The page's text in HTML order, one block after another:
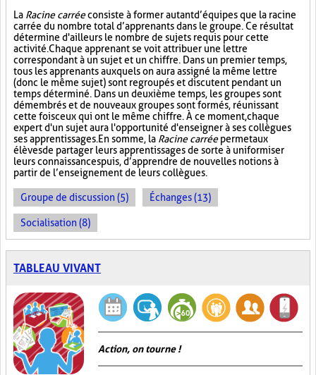
La Racine carréeconsiste à former autant d’équipes que la racine
carrée du nombre total d’apprenants dans le groupe. Ce résultat
détermine d'ailleurs le nombre de sujets requis pour cette
activité. Chaque apprenant se voit attribuer une lettre
correspondant à un sujet et un chiffre. Dans un premier temps,
tous les apprenants auxquels on aura assigné la même lettre
(donc le même sujet) sont regroupés et discutent pendant un
temps déterminé. Dans un deuxième temps, les groupes sont
démembrés et de nouveaux groupes sont formés, réunissant
cette fois ceux qui ont le même chiffre. À ce moment, chaque
expert d'un sujet aura l'opportunité d'enseigner à ses collègues
ses apprentissages. En somme, la Racine carréepermet aux
élèves de partager leurs apprentissages de sorte à uniformiser
leurs connaissances puis, d’apprendre de nouvelles notions à
partir de l’enseignement de leurs collègues.
Groupe de discussion (5) Échanges (13)
Socialisation (8)
TABLEAU VIVANT
Action, on tourne !